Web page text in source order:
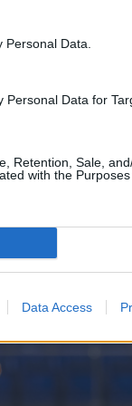
Data.
Personal Data for
Retention, Sale,
with the
Data Access
galėjęs grįžti
neigiamos
raiščio
eri. Ar grįžti
sunkiau,
bus su